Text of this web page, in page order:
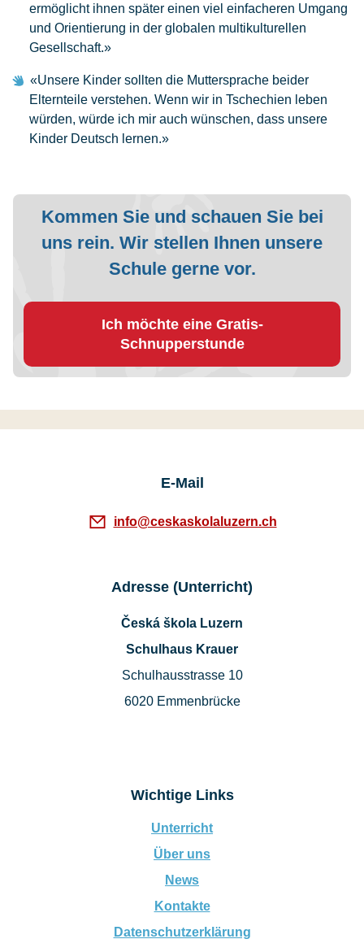
ermöglicht ihnen später einen viel einfacheren Umgang
und Orientierung in der globalen multikulturellen
Gesellschaft.»
«Unsere Kinder sollten die Muttersprache beider
Elternteile verstehen. Wenn wir in Tschechien leben
würden, würde ich mir auch wünschen, dass unsere
Kinder Deutsch lernen.»
Kommen Sie und schauen Sie bei
uns rein. Wir stellen Ihnen unsere
Schule gerne vor.
Ich möchte eine Gratis-
Schnupperstunde
E-Mail
info@ceskaskolaluzern.ch
Adresse (Unterricht)
Česká škola Luzern
Schulhaus Krauer
Schulhausstrasse 10
6020 Emmenbrücke
Wichtige Links
Unterricht
Über uns
News
Kontakte
Datenschutzerklärung